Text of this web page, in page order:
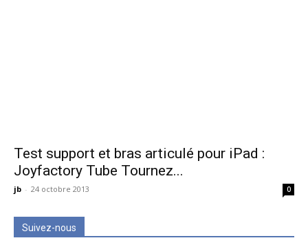
Test support et bras articulé pour iPad :
Joyfactory Tube Tournez...
jb - 24 octobre 2013 0
Suivez-nous